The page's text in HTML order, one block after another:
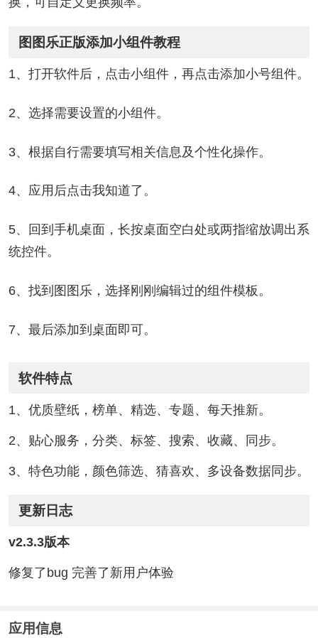
图图乐正版添加小组件教程
1、打开软件后，点击小组件，再点击添加小号组件。
2、选择需要设置的小组件。
3、根据自行需要填写相关信息及个性化操作。
4、应用后点击我知道了。
5、回到手机桌面，长按桌面空白处或两指缩放调出系
统控件。
6、找到图图乐，选择刚刚编辑过的组件模板。
7、最后添加到桌面即可。
软件特点
1、优质壁纸，榜单、精选、专题、每天推新。
2、贴心服务，分类、标签、搜索、收藏、同步。
3、特色功能，颜色筛选、猜喜欢、多设备数据同步。
更新日志
v2.3.3版本
修复了bug 完善了新用户体验
应用信息